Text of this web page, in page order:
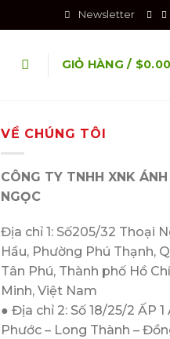
Newsletter
GIỎ HÀNG / $0.00
VỀ CHÚNG TÔI
CÔNG TY TNHH XNK ÁNH
NGỌC
Địa chỉ 1: Số205/32 Thoại
Hầu, Phường Phú Thạnh,
Tân Phú, Thành phố Hồ Chí
Minh, Việt Nam
● Địa chỉ 2: Số 18/25/2 ẤP 1
Phước – Long Thành –